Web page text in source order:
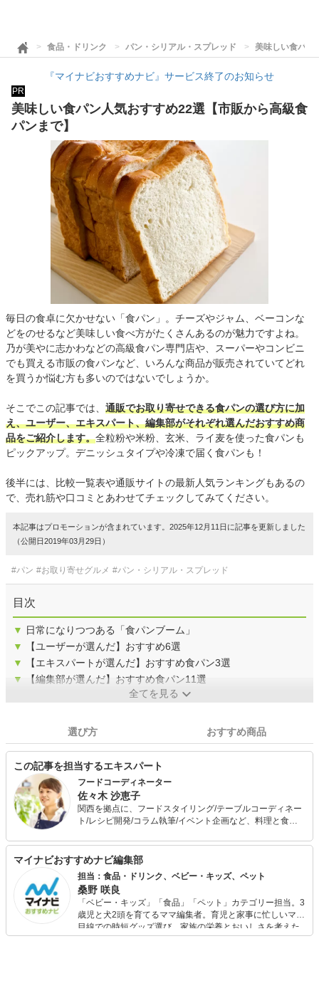
食品・ドリンク パン・シリアル・スプレッド 美味しい食パン
『マイナビおすすめナビ』サービス終了のお知らせ
PR
美味しい食パン人気おすすめ22選【市販から高級食
パンまで】
毎日の食卓に欠かせない「食パン」。チーズやジャム、ベーコンな
どをのせるなど美味しい食べ方がたくさんあるのが魅力ですよね。
乃が美やに志かわなどの高級食パン専門店や、スーパーやコンビニ
でも買える市販の食パンなど、いろんな商品が販売されていてどれ
を買うか悩む方も多いのではないでしょうか。
そこでこの記事では、 通販でお取り寄せできる食パンの選び方に加
え、ユーザー、エキスパート、編集部がそれぞれ選んだおすすめ商
品をご紹介します。全粒粉や米粉、玄米、ライ麦を使った食パンも
ピックアップ。デニッシュタイプや冷凍で届く食パンも！
後半には、比較一覧表や通販サイトの最新人気ランキングもあるの
で、売れ筋や口コミとあわせてチェックしてみてください。
本記事はプロモーションが含まれています。2025年12月11日に記事を更新しました
（公開日2019年03月29日）
#パン #お取り寄せグルメ #パン・シリアル・スプレッド
目次
▼ 日常になりつつある「食パンブーム」
▼
【ユーザーが選んだ】おすすめ6選
▼
【エキスパートが選んだ】おすすめ食パン3選
▼
【編集部が選んだ】おすすめ食パン11選
全てを見る
選び方 おすすめ商品
この記事を担当するエキスパート
フードコーディネーター
佐々木 沙恵子
関西を拠点に、フードスタイリング/テーブルコーディネー
ト/レシピ開発/コラム執筆/イベント企画など、料理と食空
マークで暮らし現地レストランの厨房で働いた経験を活か
し、自宅で外国人向け料理教室を運営。
マイナビおすすめナビ編集部
担当：食品・ドリンク、ベビー・キッズ、ペット
桑野 咲良
「ベビー・キッズ」「食品」「ペット」カテゴリー担当。3
歳児と犬2頭を育てるママ編集者。育児と家事に忙しいママ
目線での時短グッズ選び、家族の栄養とおいしさを考えた
食品選び、束の間のリラックスタイムを楽しむためのスイ